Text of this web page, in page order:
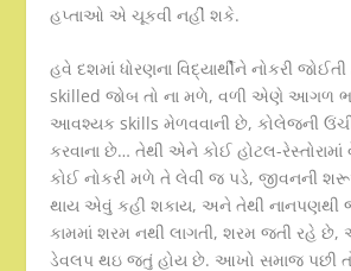
હપ્તાઓ એ ચૂકવી નહીં શકે.
હવે દશમાં ધોરણના વિદ્યાર્થીને નોકરી
skilled જોબ તો ના મળે, વળી એણે આગળ
આવશ્યક skills મેળવવાની છે, કોલેજની ઉંચી
કરવાના છે… તેથી એને કોઈ હોટલ-
કોઈ નોકરી મળે તે લેવી જ પડે, જીવનની
થાય એવું કહી શકાય, અને તેથી
કામમાં શરમ નથી લાગતી, શરમ જતી રહે છે,
ડેવલપ થઇ જતું હોય છે. આખો સમાજ પછી